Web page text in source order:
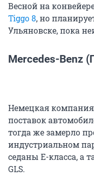
Весной на
Tiggo 8, но
Ульяновске, пока
Mercedes-Benz
Немецкая
поставок
тогда же замерло
индустриальном
седаны Е-класса, а
GLS.